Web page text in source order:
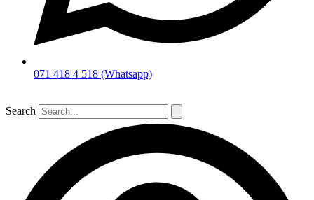
071 418 4 518 (Whatsapp)
Search